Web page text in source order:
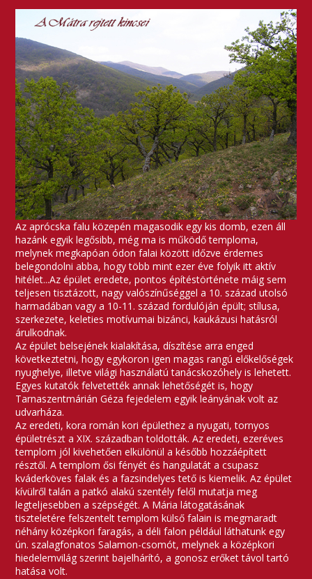
Az aprócska falu közepén magasodik egy kis domb, ezen áll
hazánk egyik legősibb, még ma is működő temploma,
melynek megkapóan ódon falai között időzve érdemes
belegondolni abba, hogy több mint ezer éve folyik itt aktív
hitélet...Az épület eredete, pontos építéstörténete máig sem
teljesen tisztázott, nagy valószínűséggel a 10. század utolsó
harmadában vagy a 10-11. század fordulóján épült; stílusa,
szerkezete, keleties motívumai bizánci, kaukázusi hatásról
árulkodnak.
Az épület belsejének kialakítása, díszítése arra enged
következtetni, hogy egykoron igen magas rangú előkelőségek
nyughelye, illetve világi használatú tanácskozóhely is lehetett.
Egyes kutatók felvetették annak lehetőségét is, hogy
Tarnaszentmárián Géza fejedelem egyik leányának volt az
udvarháza.
Az eredeti, kora román kori épülethez a nyugati, tornyos
épületrészt a XIX. században toldották. Az eredeti, ezeréves
templom jól kivehetően elkülönül a később hozzáépített
résztől. A templom ősi fényét és hangulatát a csupasz
kváderköves falak és a fazsindelyes tető is kiemelik. Az épület
kívülről talán a patkó alakú szentély felől mutatja meg
legteljesebben a szépségét. A Mária látogatásának
tiszteletére felszentelt templom külső falain is megmaradt
néhány középkori faragás, a déli falon például láthatunk egy
ún. szalagfonatos Salamon-csomót, melynek a középkori
hiedelemvilág szerint bajelhárító, a gonosz erőket távol tartó
hatása volt.